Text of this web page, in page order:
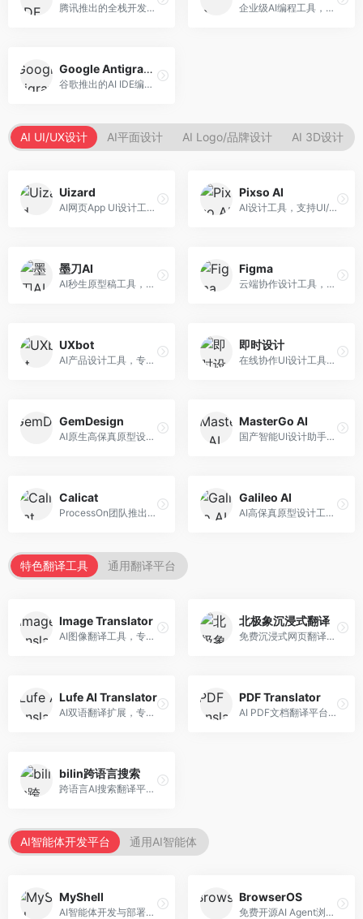
腾讯推出的全栈开发AI IDE，整合腾讯云服务。面向开发者，提供代码生成、调试辅助、部署服务等功能，与腾讯云生态深度整合。 企业级AI编程工具，专注于团队协作开发。面向企业开发团队，提供代码生成、代码审查、团队协作等服务，企业级功能完善。
Google Antigravity
谷歌推出的AI IDE编程智能体，整合Google Cloud服务。面向谷歌生态开发者，提供智能编程辅助、云服务集成等功能。
AI UI/UX设计 AI平面设计 AI Logo/品牌设计 AI 3D设计
Uizard
AI网页App UI设计工具，专注于快速界面生成。面向产品经理和设计师，提供线框图转UI、界面生成、设计优化等服务，设计速度快。
Pixso AI
AI设计工具，支持UI/UX设计全流程。面向设计师和产品团队，提供界面生成、设计优化、协作评审等服务，国产替代方案，团队协作便捷。
墨刀AI
AI秒生原型稿工具，专注于快速原型设计。面向产品经理和设计师，提供原型生成、交互设计、团队协作等服务，原型制作效率高。
Figma
云端协作设计工具，整合AI设计辅助功能。面向UI/UX设计师和产品团队，提供界面设计、原型制作、团队协作等服务，协作功能强大，是UI设计领域的标杆产品。
UXbot
AI产品设计工具，专注于用户体验优化。面向UX设计师，提供用户研究、设计建议、可用性测试等服务，UX设计支持完善。
即时设计
在线协作UI设计工具，整合AI设计功能。面向设计师和产品团队，提供界面设计、原型制作、设计资源库等服务，国产协作设计平台。
GemDesign
AI原生高保真原型设计工具，专注于智能设计生成。面向设计师，提供界面生成、设计优化、原型制作等服务，设计自动化程度高。
MasterGo AI
国产智能UI设计助手，专注于界面设计自动化。面向UI设计师，提供界面生成、组件设计、设计系统构建等服务，中文用户适配性好。
Calicat
ProcessOn团队推出的产设研协作平台，整合设计与协作功能。面向产品团队，提供设计协作、文档管理、团队沟通等服务，产研协作便捷。
Galileo AI
AI高保真原型设计工具，专注于UI界面生成。面向设计师和产品团队，提供界面生成、交互设计、设计优化等服务，界面质量高。
特色翻译工具 通用翻译平台
Image Translator
AI图像翻译工具，专注于图片文字翻译。面向设计师和电商从业者，提供图片文字识别、翻译、替换等服务，图像翻译效果好。
北极象沉浸式翻译
免费沉浸式网页翻译工具，专注于阅读体验。面向普通用户，提供网页双语翻译、文档翻译等服务，免费使用，翻译质量高。
Lufe AI Translator
AI双语翻译扩展，专注于浏览器翻译场景。面向外语内容阅读者，提供网页双语翻译、划词翻译等服务，浏览器集成便捷。
PDF Translator
AI PDF文档翻译平台，专注于文档本地化。面向商务人士，提供PDF翻译、格式保留、批量处理等服务，文档翻译专业。
bilin跨语言搜索
跨语言AI搜索翻译平台，专注于信息获取。面向研究者和内容创作者，提供跨语言搜索、内容翻译、信息整合等服务，跨语言检索能力强。
AI智能体开发平台 通用AI智能体
MyShell
AI智能体开发与部署平台，专注于语音交互智能体。面向开发者，提供语音智能体创建、部署服务、社区分享等功能，语音交互能力强。
BrowserOS
免费开源AI Agent浏览器，专注于浏览器自动化。面向开发者，提供浏览器控制、任务自动化、API接口等服务，开源免费。